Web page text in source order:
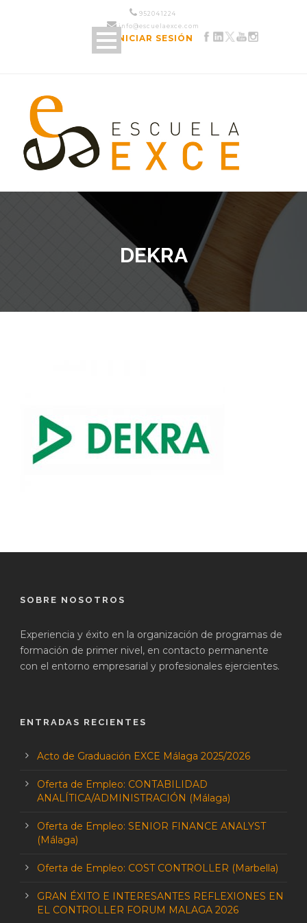
952 04 12 24
info@escuelaexce.com
INICIAR SESIÓN
DEKRA
SOBRE NOSOTROS
Experiencia y éxito en la organización de programas de
formación de primer nivel, en contacto permanente
con el entorno empresarial y profesionales ejercientes.
ENTRADAS RECIENTES
Acto de Graduación EXCE Málaga 2025/2026
Oferta de Empleo: CONTABILIDAD
ANALÍTICA/ADMINISTRACIÓN (Málaga)
Oferta de Empleo: SENIOR FINANCE ANALYST
(Málaga)
Oferta de Empleo: COST CONTROLLER (Marbella)
GRAN ÉXITO E INTERESANTES REFLEXIONES EN
EL CONTROLLER FORUM MALAGA 2026